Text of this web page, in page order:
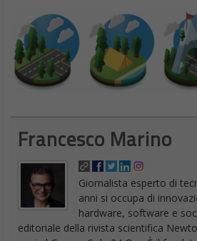
Francesco Marino
Giornalista esperto di
anni si occupa di
hardware, software e
editoriale della rivista scientifica